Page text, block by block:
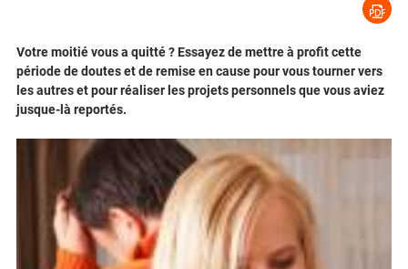
Votre moitié vous a quitté ? Essayez de mettre à profit cette
période de doutes et de remise en cause pour vous tourner vers
les autres et pour réaliser les projets personnels que vous aviez
jusque-là reportés.